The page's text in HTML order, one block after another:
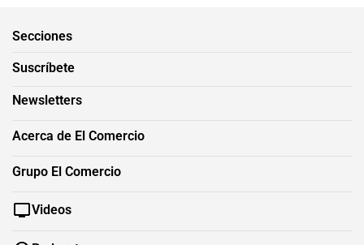
Secciones
Suscríbete
Newsletters
Acerca de El Comercio
Grupo El Comercio
Videos